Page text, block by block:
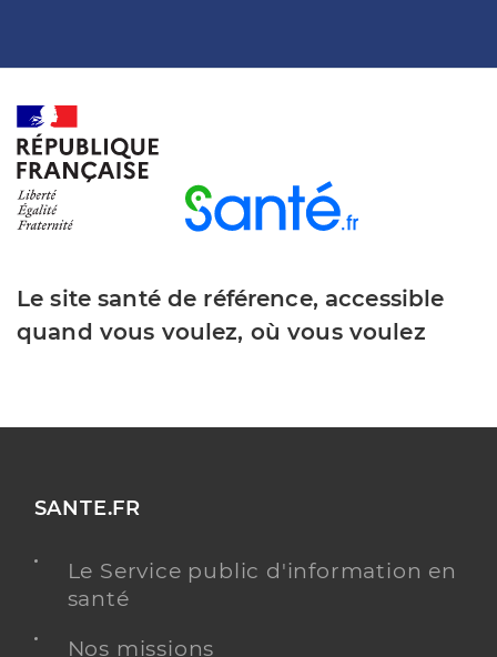
Le site santé de référence, accessible
quand vous voulez, où vous voulez
SANTE.FR
Le Service public d'information en
santé
Nos missions